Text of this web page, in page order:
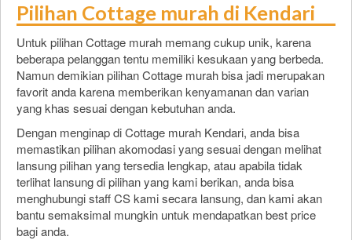
Pilihan Cottage murah di Kendari
Untuk pilihan Cottage murah memang cukup unik, karena
beberapa pelanggan tentu memiliki kesukaan yang berbeda.
Namun demikian pilihan Cottage murah bisa jadi merupakan
favorit anda karena memberikan kenyamanan dan varian
yang khas sesuai dengan kebutuhan anda.
Dengan menginap di Cottage murah Kendari, anda bisa
memastikan pilihan akomodasi yang sesuai dengan melihat
lansung pilihan yang tersedia lengkap, atau apabila tidak
terlihat lansung di pilihan yang kami berikan, anda bisa
menghubungi staff CS kami secara lansung, dan kami akan
bantu semaksimal mungkin untuk mendapatkan best price
bagi anda.